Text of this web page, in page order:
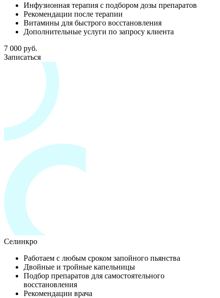
Инфузионная терапия с подбором дозы препаратов
Рекомендации после терапии
Витамины для быстрого восстановления
Дополнительные услуги по запросу клиента
7 000 руб.
Записаться
Селинкро
Работаем с любым сроком запойного пьянства
Двойные и тройные капельницы
Подбор препаратов для самостоятельного
восстановления
Рекомендации врача